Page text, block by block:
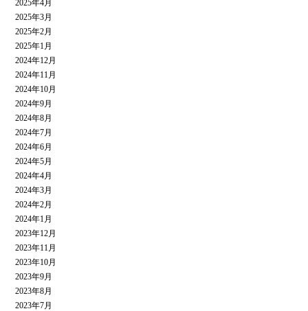
2025年4月
2025年3月
2025年2月
2025年1月
2024年12月
2024年11月
2024年10月
2024年9月
2024年8月
2024年7月
2024年6月
2024年5月
2024年4月
2024年3月
2024年2月
2024年1月
2023年12月
2023年11月
2023年10月
2023年9月
2023年8月
2023年7月